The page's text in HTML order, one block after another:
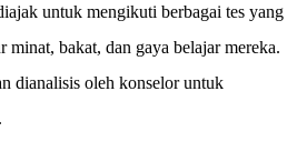
untuk mengikuti berbagai tes yang
minat, bakat, dan gaya belajar mereka.
dianalisis oleh konselor untuk